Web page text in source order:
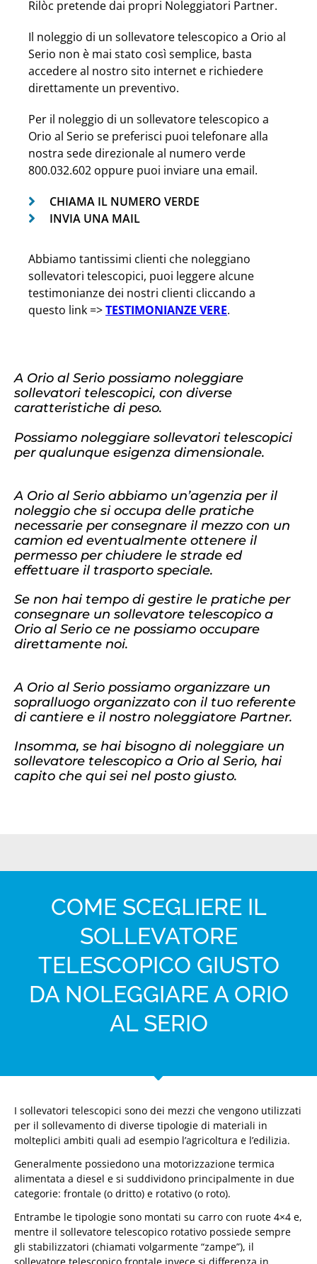
Rilòc pretende dai propri Noleggiatori Partner.
Il noleggio di un sollevatore telescopico a Orio al
Serio non è mai stato così semplice, basta
accedere al nostro sito internet e richiedere
direttamente un preventivo.
Per il noleggio di un sollevatore telescopico a
Orio al Serio se preferisci puoi telefonare alla
nostra sede direzionale al numero verde
800.032.602 oppure puoi inviare una email.
CHIAMA IL NUMERO VERDE
INVIA UNA MAIL
Abbiamo tantissimi clienti che noleggiano
sollevatori telescopici, puoi leggere alcune
testimonianze dei nostri clienti cliccando a
questo link =>TESTIMONIANZE VERE.
A Orio al Serio possiamo noleggiare
sollevatori telescopici, con diverse
caratteristiche di peso.
Possiamo noleggiare sollevatori telescopici
per qualunque esigenza dimensionale.
A Orio al Serio abbiamo un’agenzia per il
noleggio che si occupa delle pratiche
necessarie per consegnare il mezzo con un
camion ed eventualmente ottenere il
permesso per chiudere le strade ed
effettuare il trasporto speciale.
Se non hai tempo di gestire le pratiche per
consegnare un sollevatore telescopico a
Orio al Serio ce ne possiamo occupare
direttamente noi.
A Orio al Serio possiamo organizzare un
sopralluogo organizzato con il tuo referente
di cantiere e il nostro noleggiatore Partner.
Insomma, se hai bisogno di noleggiare un
sollevatore telescopico a Orio al Serio, hai
capito che qui sei nel posto giusto.
COME SCEGLIERE IL
SOLLEVATORE
TELESCOPICO GIUSTO
DA NOLEGGIARE A ORIO
AL SERIO
I sollevatori telescopici sono dei mezzi che vengono utilizzati
per il sollevamento di diverse tipologie di materiali in
molteplici ambiti quali ad esempio l’agricoltura e l’edilizia.
Generalmente possiedono una motorizzazione termica
alimentata a diesel e si suddividono principalmente in due
categorie: frontale (o dritto) e rotativo (o roto).
Entrambe le tipologie sono montati su carro con ruote 4×4 e,
mentre il sollevatore telescopico rotativo possiede sempre
gli stabilizzatori (chiamati volgarmente “zampe”), il
sollevatore telescopico frontale invece si differenza in